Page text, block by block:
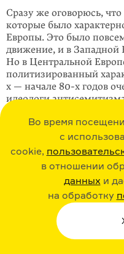
Во время
с
cookie,
в отношении
данных и
на обработку
Сразу же оговорюсь,
которые было
Европы. Это было
движение, и в Западной
Но в Центральной
политизированный
х — начале 80-х годов
идеологи
или ареной борьбы
нордической (которую
и семитской (которую
того, переход между
разницы в крови.
Если раньше, например
мог креститься и стать
то крещеный еврей в
зрения антисемитов,
просто еврей, потому